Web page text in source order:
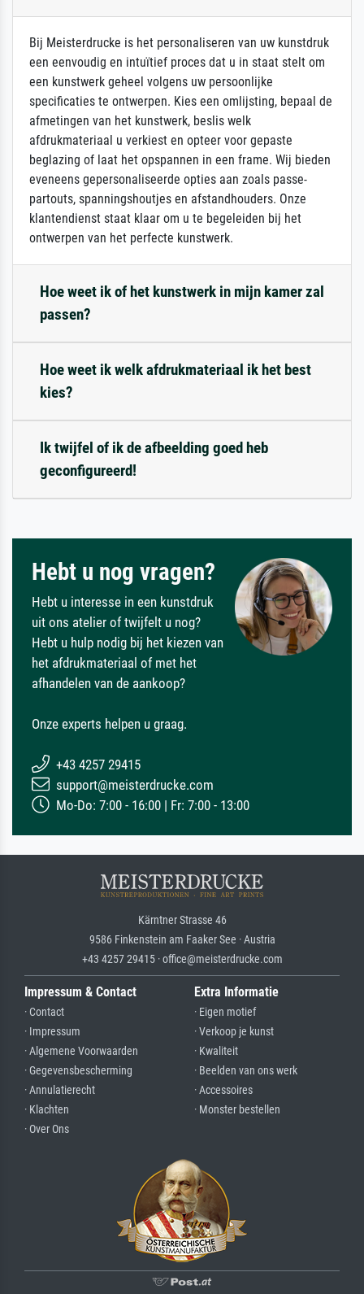
Bij Meisterdrucke is het personaliseren van uw kunstdruk
een eenvoudig en intuïtief proces dat u in staat stelt om
een kunstwerk geheel volgens uw persoonlijke
specificaties te ontwerpen. Kies een omlijsting, bepaal de
afmetingen van het kunstwerk, beslis welk
afdrukmateriaal u verkiest en opteer voor gepaste
beglazing of laat het opspannen in een frame. Wij bieden
eveneens gepersonaliseerde opties aan zoals passe-
partouts, spanningshoutjes en afstandhouders. Onze
klantendienst staat klaar om u te begeleiden bij het
ontwerpen van het perfecte kunstwerk.
Hoe weet ik of het kunstwerk in mijn kamer zal
passen?
Hoe weet ik welk afdrukmateriaal ik het best
kies?
Ik twijfel of ik de afbeelding goed heb
geconfigureerd!
Hebt u nog vragen?
Hebt u interesse in een kunstdruk
uit ons atelier of twijfelt u nog?
Hebt u hulp nodig bij het kiezen van
het afdrukmateriaal of met het
afhandelen van de aankoop?
Onze experts helpen u graag.
+43 4257 29415
support@meisterdrucke.com
Mo-Do: 7:00 - 16:00 | Fr: 7:00 - 13:00
Kärntner Strasse 46
9586 Finkenstein am Faaker See · Austria
+43 4257 29415 · office@meisterdrucke.com
Impressum & Contact
· Contact
· Impressum
· Algemene Voorwaarden
· Gegevensbescherming
· Annulatierecht
· Klachten
· Over Ons
Extra Informatie
· Eigen motief
· Verkoop je kunst
· Kwaliteit
· Beelden van ons werk
· Accessoires
· Monster bestellen